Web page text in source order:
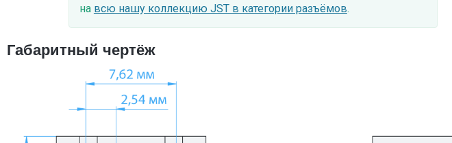
на всю нашу коллекцию JST в категории разъёмов.
Габаритный чертёж